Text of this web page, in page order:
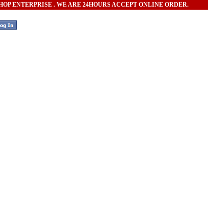
ENTERPRISE . WE ARE 24HOURS ACCEPT ONLINE ORDER.